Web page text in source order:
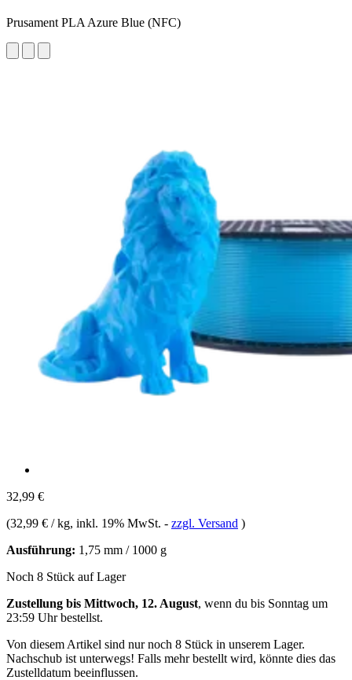
Prusament PLA Azure Blue (NFC)
32,99 €
(32,99 € / kg, inkl. 19% MwSt. - zzgl. Versand )
Ausführung: 1,75 mm / 1000 g
Noch 8 Stück auf Lager
Zustellung bis Mittwoch, 12. August, wenn du bis Sonntag um
23:59 Uhrbestellst.
Von diesem Artikel sind nur noch 8 Stück in unserem Lager.
Nachschub ist unterwegs! Falls mehr bestellt wird, könnte dies das
Zustelldatum beeinflussen.